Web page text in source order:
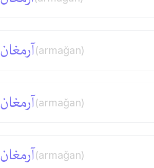
آرمغان(armağan)
آرمغان(armağan)
آرمغان(armağan)